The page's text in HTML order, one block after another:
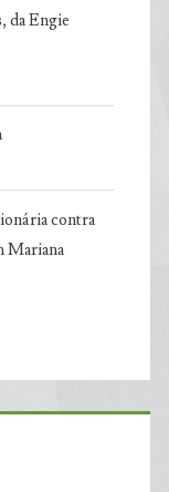
da Engie
contra
Mariana